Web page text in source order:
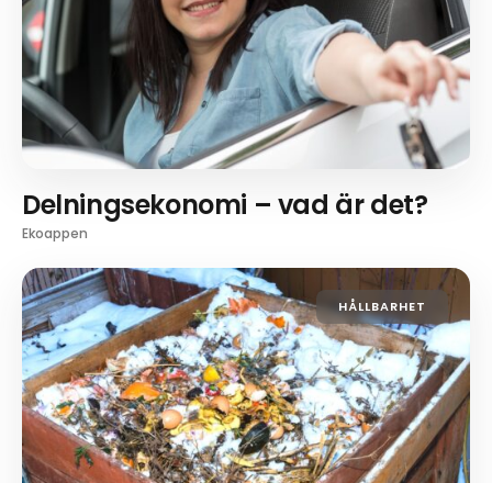
Delningsekonomi – vad är det?
Ekoappen
HÅLLBARHET